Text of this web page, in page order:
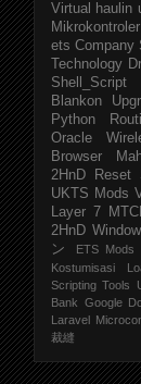
Virtual
haulin
Mikrokontroler
ets Company
Technology
Shell_Script
Blankon
Python
Oracle
Browser
2HnD
Reset
UKTS Mods
Layer 7
2HnD
ン
ETS Mods
Kostumisasi
Scripting Tools
Bank Google
Laravel
裁縫